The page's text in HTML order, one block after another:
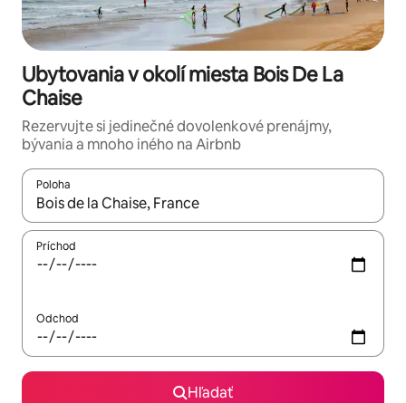
Ubytovania v okolí miesta Bois De La
Chaise
Rezervujte si jedinečné dovolenkové prenájmy,
bývania a mnoho iného na Airbnb
Poloha
Keď budú výsledky k dispozícii, môžete si ich prechádzať
Príchod
Odchod
Hľadať